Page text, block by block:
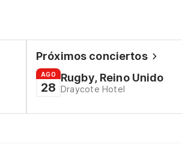
Próximos conciertos
AGO
28
Rugby, Reino Unido
Draycote Hotel